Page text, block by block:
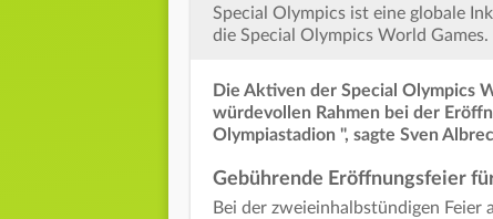
Special Olympics ist eine globale
die Special Olympics World Games.
Die Aktiven der Special Olympics
würdevollen Rahmen bei der
Olympiastadion ", sagte Sven
Gebührende Eröffnungsfeier
Bei der zweieinhalbstündigen Feier